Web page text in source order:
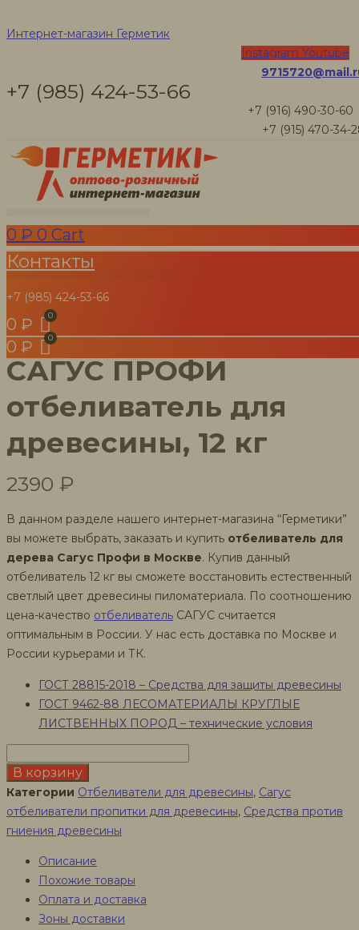
Интернет-магазин Герметик
Instagram Youtube
+7 (985) 424-53-66
+7 (916) 490-30-60
+7 (915) 470-34-
0 ₽ 0 Cart
Контакты
+7 (985) 424-53-66
0 ₽
0 ₽
Отбеливатели
для древесины
Интернет-магазин Герметик
Товары
САГУС ПРОФИ отбеливатель для древесины, 12 кг
САГУС ПРОФИ
отбеливатель для
древесины, 12 кг
2390 ₽
В данном разделе нашего интернет-магазина “Герметики”
вы можете выбрать, заказать и купить отбеливатель для
дерева Сагус Профи в Москве. Купив данный
отбеливатель 12 кг вы сможете восстановить естественный
светлый цвет древесины пиломатериала. По соотношению
цена-качество отбеливатель САГУС считается
оптимальным в России. У нас есть доставка по Москве и
России курьерами и ТК.
ГОСТ 28815-2018 – Средства для защиты древесины
ГОСТ 9462-88 ЛЕСОМАТЕРИАЛЫ КРУГЛЫЕ
ЛИСТВЕННЫХ ПОРОД – технические условия
товара
САГУС
ПРОФИ
отбеливатель
древесины,
В корзину
Категории Отбеливатели для древесины, Сагус
отбеливатели пропитки для древесины, Средства против
гниения древесины
Описание
Похожие товары
Оплата и доставка
Зоны доставки